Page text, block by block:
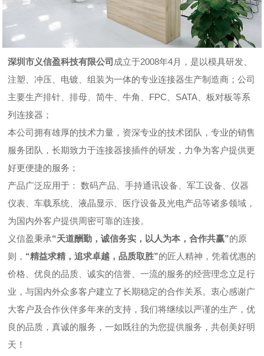
深圳市义信盈科技有限公司 成立于2008年4月，是以模具研发、
注塑、冲压、电镀、组装为一体的专业连接器生产制造商；公司
主要生产排针、排母、简牛、牛角、FPC、SATA、板对板等系
列连接器；
本公司拥有雄厚的技术力量，资深专业的技术团队，专业的销售
服务团队，长期致力于连接器接插件的研发，力争为客户提供更
好更便捷的服务；
产品广泛应用于： 数码产品、手持通讯设备、军工设备、仪器
仪表、车载系统、液晶显示、医疗设备及光电产品等诸多领域，
为国内外客户提供周密可靠的连接。
义信盈秉承“天道酬勤，诚信务实，以人为本，合作共赢”的原
则， “精益求精，追求卓越，品质取胜”的匠人精神，凭着优惠的
价格、优良的品质、诚实的信誉、一流的服务的经营理念立足行
业，与国内外众多客户建立了长期稳定的合作关系。衷心感谢广
大客户及合作伙伴多年来的支持，我们将继续以严谨的生产，优
良的品质，真诚的服务，一如既往的为您提供服务，共创美好明
天！